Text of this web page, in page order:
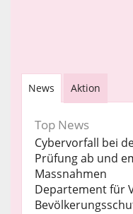
News Aktion
Top News
Cybervorfall bei
Prüfung ab und
Massnahmen
Departement für